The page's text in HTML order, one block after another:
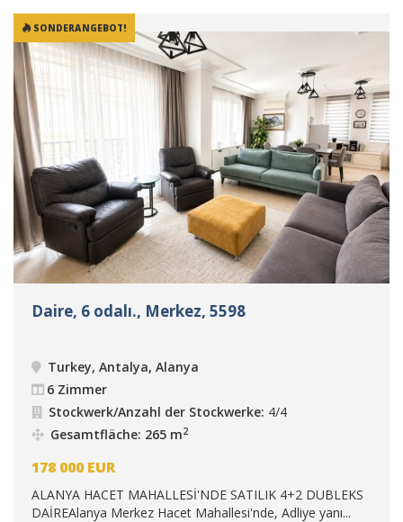
SONDERANGEBOT!
Daire, 6 odalı., Merkez, 5598
Turkey, Antalya, Alanya
6 Zimmer
Stockwerk/Anzahl der Stockwerke: 4/4
Gesamtfläche: 265 m2
178 000 EUR
ALANYA HACET MAHALLESİ'NDE SATILIK 4+2 DUBLEKS
DAİREAlanya Merkez Hacet Mahallesi'nde, Adliye yanı...